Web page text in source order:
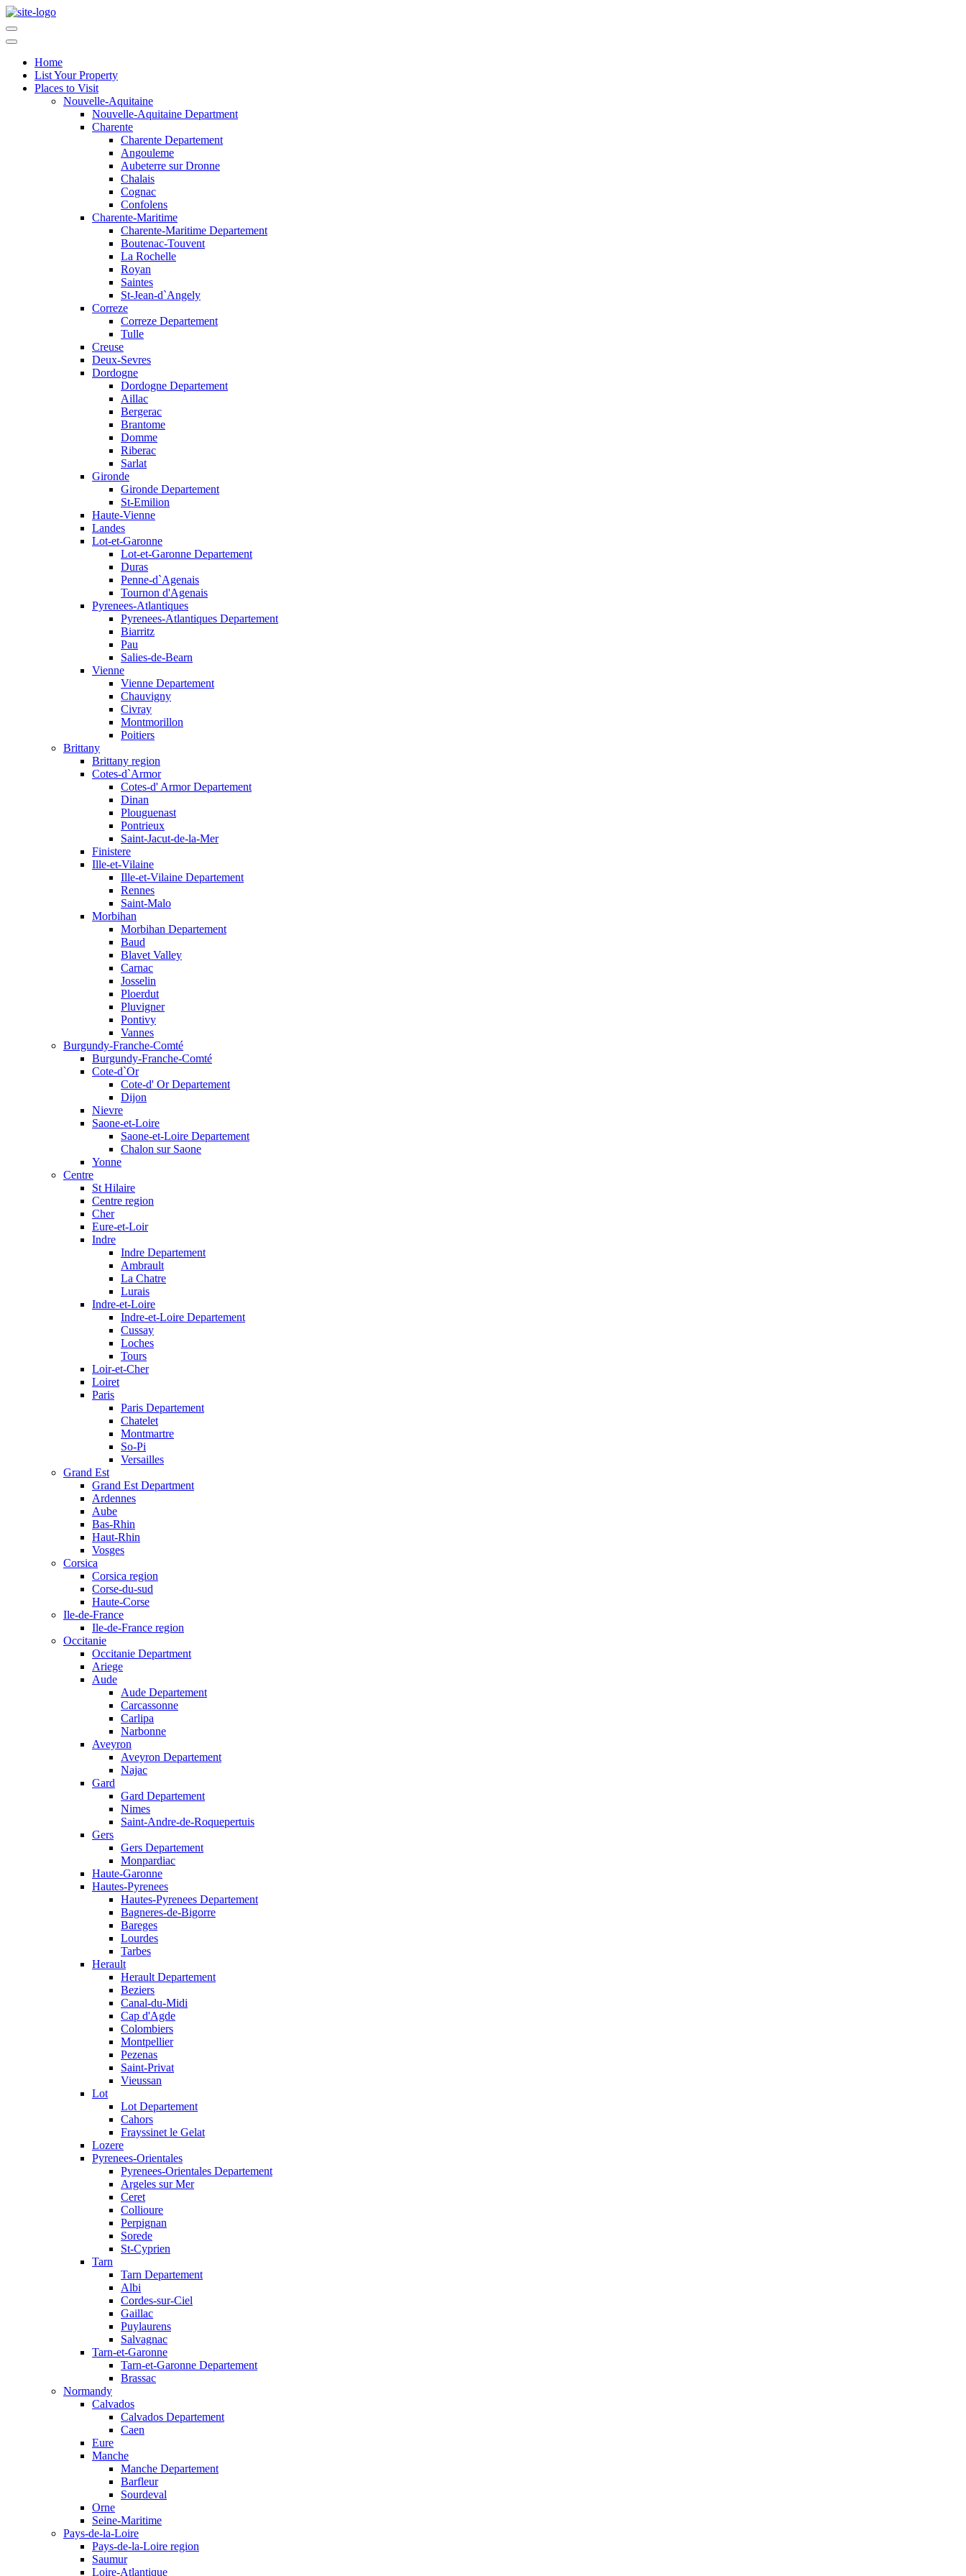
Home
List Your Property
Places to Visit
Nouvelle-Aquitaine
Nouvelle-Aquitaine Department
Charente
Charente Departement
Angouleme
Aubeterre sur Dronne
Chalais
Cognac
Confolens
Charente-Maritime
Charente-Maritime Departement
Boutenac-Touvent
La Rochelle
Royan
Saintes
St-Jean-d`Angely
Correze
Correze Departement
Tulle
Creuse
Deux-Sevres
Dordogne
Dordogne Departement
Aillac
Bergerac
Brantome
Domme
Riberac
Sarlat
Gironde
Gironde Departement
St-Emilion
Haute-Vienne
Landes
Lot-et-Garonne
Lot-et-Garonne Departement
Duras
Penne-d`Agenais
Tournon d'Agenais
Pyrenees-Atlantiques
Pyrenees-Atlantiques Departement
Biarritz
Pau
Salies-de-Bearn
Vienne
Vienne Departement
Chauvigny
Civray
Montmorillon
Poitiers
Brittany
Brittany region
Cotes-d`Armor
Cotes-d' Armor Departement
Dinan
Plouguenast
Pontrieux
Saint-Jacut-de-la-Mer
Finistere
Ille-et-Vilaine
Ille-et-Vilaine Departement
Rennes
Saint-Malo
Morbihan
Morbihan Departement
Baud
Blavet Valley
Carnac
Josselin
Ploerdut
Pluvigner
Pontivy
Vannes
Burgundy-Franche-Comté
Burgundy-Franche-Comté
Cote-d`Or
Cote-d' Or Departement
Dijon
Nievre
Saone-et-Loire
Saone-et-Loire Departement
Chalon sur Saone
Yonne
Centre
St Hilaire
Centre region
Cher
Eure-et-Loir
Indre
Indre Departement
Ambrault
La Chatre
Lurais
Indre-et-Loire
Indre-et-Loire Departement
Cussay
Loches
Tours
Loir-et-Cher
Loiret
Paris
Paris Departement
Chatelet
Montmartre
So-Pi
Versailles
Grand Est
Grand Est Department
Ardennes
Aube
Bas-Rhin
Haut-Rhin
Vosges
Corsica
Corsica region
Corse-du-sud
Haute-Corse
Ile-de-France
Ile-de-France region
Occitanie
Occitanie Department
Ariege
Aude
Aude Departement
Carcassonne
Carlipa
Narbonne
Aveyron
Aveyron Departement
Najac
Gard
Gard Departement
Nimes
Saint-Andre-de-Roquepertuis
Gers
Gers Departement
Monpardiac
Haute-Garonne
Hautes-Pyrenees
Hautes-Pyrenees Departement
Bagneres-de-Bigorre
Bareges
Lourdes
Tarbes
Herault
Herault Departement
Beziers
Canal-du-Midi
Cap d'Agde
Colombiers
Montpellier
Pezenas
Saint-Privat
Vieussan
Lot
Lot Departement
Cahors
Frayssinet le Gelat
Lozere
Pyrenees-Orientales
Pyrenees-Orientales Departement
Argeles sur Mer
Ceret
Collioure
Perpignan
Sorede
St-Cyprien
Tarn
Tarn Departement
Albi
Cordes-sur-Ciel
Gaillac
Puylaurens
Salvagnac
Tarn-et-Garonne
Tarn-et-Garonne Departement
Brassac
Normandy
Calvados
Calvados Departement
Caen
Eure
Manche
Manche Departement
Barfleur
Sourdeval
Orne
Seine-Maritime
Pays-de-la-Loire
Pays-de-la-Loire region
Saumur
Loire-Atlantique